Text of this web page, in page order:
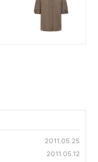
2011.05.25
2011.05.12